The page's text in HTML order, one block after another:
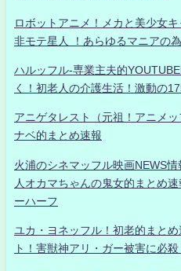
ロボットアニメ！メカと美少女
非モテ星人 ！あらゆるマニアの
ハルッフル-専業主夫的
く！初老人の介護生活！激動の
アニゲタレスト（元祖！アニメ
ナベ的まとめ速報
火浦のシネマッフル映画NEWS
人オカマちゃんの鬼女的まとめ
ーハーフ
ユカ・ヨネッフル！初老的まと
ト！害獣神アリ・ガー被害に必